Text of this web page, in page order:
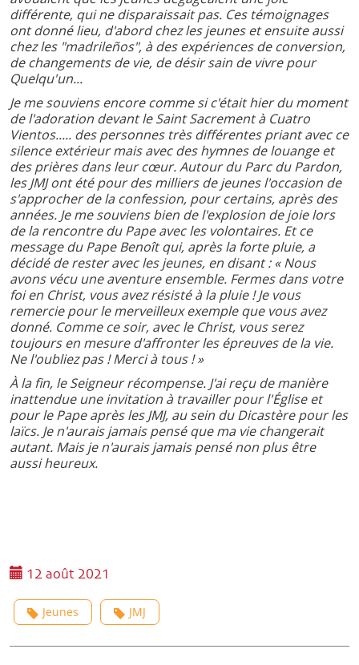
différente, qui ne disparaissait pas. Ces témoignages
ont donné lieu, d'abord chez les jeunes et ensuite aussi
chez les "madrileños", à des expériences de conversion,
de changements de vie, de désir sain de vivre pour
Quelqu'un...
Je me souviens encore comme si c'était hier du moment
de l'adoration devant le Saint Sacrement à Cuatro
Vientos..... des personnes très différentes priant avec ce
silence extérieur mais avec des hymnes de louange et
des prières dans leur cœur. Autour du Parc du Pardon,
les JMJ ont été pour des milliers de jeunes l'occasion de
s'approcher de la confession, pour certains, après des
années. Je me souviens bien de l'explosion de joie lors
de la rencontre du Pape avec les volontaires. Et ce
message du Pape Benoît qui, après la forte pluie, a
décidé de rester avec les jeunes, en disant : « Nous
avons vécu une aventure ensemble. Fermes dans votre
foi en Christ, vous avez résisté à la pluie ! Je vous
remercie pour le merveilleux exemple que vous avez
donné. Comme ce soir, avec le Christ, vous serez
toujours en mesure d'affronter les épreuves de la vie.
Ne l'oubliez pas ! Merci à tous ! »
À la fin, le Seigneur récompense. J'ai reçu de manière
inattendue une invitation à travailler pour l'Église et
pour le Pape après les JMJ, au sein du Dicastère pour les
laïcs. Je n'aurais jamais pensé que ma vie changerait
autant. Mais je n'aurais jamais pensé non plus être
aussi heureux.
12 août 2021
Jeunes JMJ